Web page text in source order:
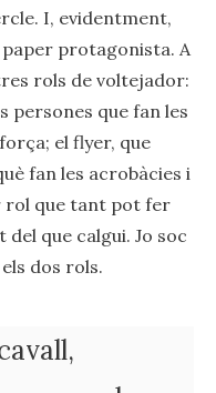
I, evidentment,
paper protagonista. A
rols de voltejador:
persones que fan les
el flyer, que
fan les acrobàcies i
rol que tant pot fer
del que calgui. Jo soc
dos rols.